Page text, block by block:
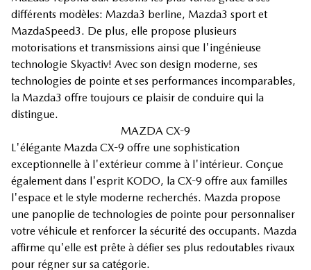
différents modèles: Mazda3 berline, Mazda3 sport et
MazdaSpeed3. De plus, elle propose plusieurs
motorisations et transmissions ainsi que l'ingénieuse
technologie Skyactiv! Avec son design moderne, ses
technologies de pointe et ses performances incomparables,
la Mazda3 offre toujours ce plaisir de conduire qui la
distingue.
MAZDA CX-9
L'élégante Mazda CX-9 offre une sophistication
exceptionnelle à l'extérieur comme à l'intérieur. Conçue
également dans l'esprit KODO, la CX-9 offre aux familles
l'espace et le style moderne recherchés. Mazda propose
une panoplie de technologies de pointe pour personnaliser
votre véhicule et renforcer la sécurité des occupants. Mazda
affirme qu'elle est prête à défier ses plus redoutables rivaux
pour régner sur sa catégorie.